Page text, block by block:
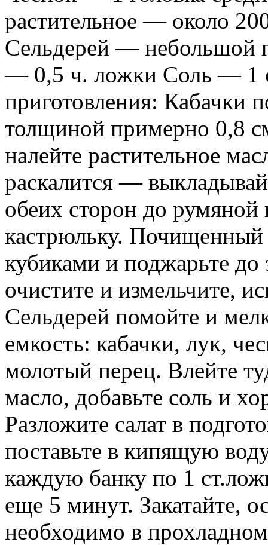
растительное — около
Сельдерей — небольшой
— 0,5 ч. ложки Соль — 1
приготовления: Кабачки
толщиной примерно 0,8
налейте растительное
раскалится —
обеих сторон до румяной
кастрюльку.
кубиками и поджарьте до
очистите и измельчите,
Сельдерей помойте и
емкость: кабачки, лук,
молотый перец. Влейте
масло, добавьте соль и
Разложите салат в
поставьте в кипящую
каждую банку по 1
еще 5 минут. Закатайте,
необходимо в